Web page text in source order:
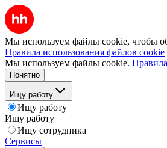
Мы используем файлы cookie, чтобы
Правила использования файлов cookie
Мы используем файлы cookie.
Понятно
Ищу работу
Ищу работу
Ищу работу
Ищу сотрудника
Сервисы